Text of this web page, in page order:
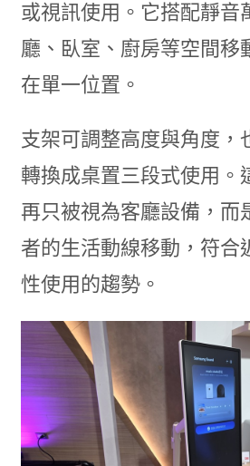
或視訊使用。它搭配靜音
廳、臥室、廚房等空間移
在單一位置。
支架可調整高度與角度，
轉換成桌置三段式使用。
再只被視為客廳設備，而
者的生活動線移動，符合
性使用的趨勢。